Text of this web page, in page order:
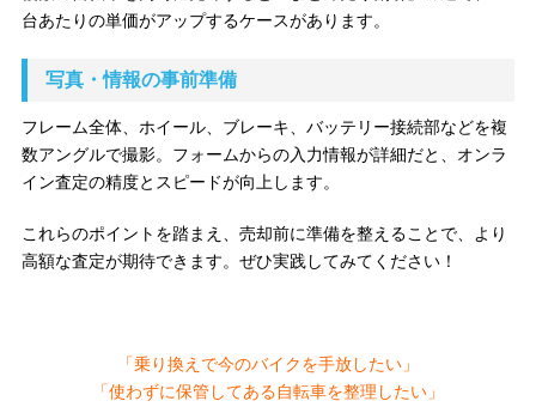
台あたりの単価がアップするケースがあります。
写真・情報の事前準備
フレーム全体、ホイール、ブレーキ、バッテリー接続部などを複
数アングルで撮影。フォームからの入力情報が詳細だと、オンラ
イン査定の精度とスピードが向上します。
これらのポイントを踏まえ、売却前に準備を整えることで、より
高額な査定が期待できます。ぜひ実践してみてください！
「乗り換えで今のバイクを手放したい」
「使わずに保管してある自転車を整理したい」